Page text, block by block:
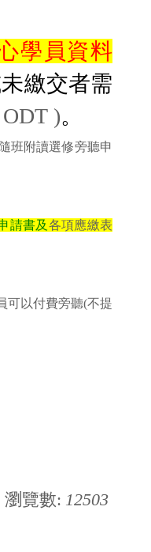
學員資料
繳交者需
ODT )。
班附讀選修旁聽申
請書及 各項應繳表
可以付費旁聽(不提
瀏覽數: 12503